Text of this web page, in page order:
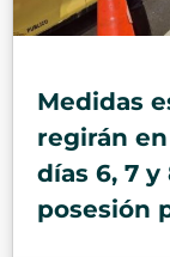
Medidas
regirán
días 6, 7
posesión